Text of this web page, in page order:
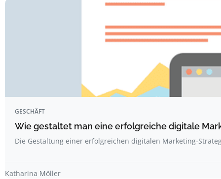
GESCHÄFT
Wie gestaltet man eine erfolgreiche digitale
Die Gestaltung einer erfolgreichen digitalen Marketing-
Katharina Möller